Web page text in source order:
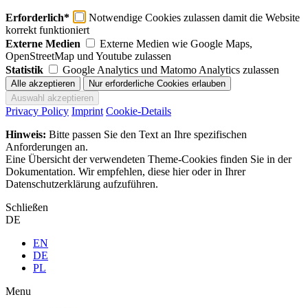
Erforderlich*
Notwendige Cookies zulassen damit die Website
korrekt funktioniert
Externe Medien
Externe Medien wie Google Maps,
OpenStreetMap und Youtube zulassen
Statistik
Google Analytics und Matomo Analytics zulassen
Privacy Policy Imprint Cookie-Details
Hinweis: Bitte passen Sie den Text an Ihre spezifischen
Anforderungen an.
Eine Übersicht der verwendeten Theme-Cookies finden Sie in der
Dokumentation. Wir empfehlen, diese hier oder in Ihrer
Datenschutzerklärung aufzuführen.
Schließen
DE
EN
DE
PL
Menu